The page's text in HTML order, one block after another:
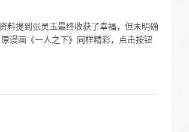
料提到张灵玉最终收获了幸福，但未明确
漫画《一人之下》同样精彩，点击按钮